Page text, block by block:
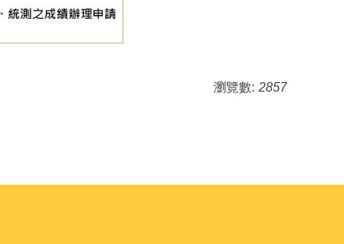
瀏覽數: 2857